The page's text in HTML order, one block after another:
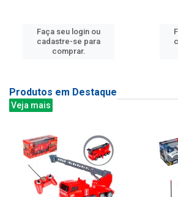
Faça seu login ou
cadastre-se para
comprar.
Produtos em Destaque
Veja mais